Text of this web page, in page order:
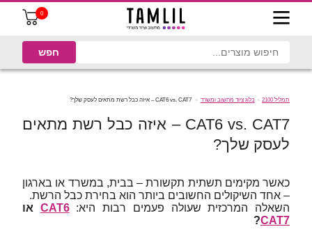
0
תמליל 2100 בלוג ציוד מחשוב ומשרד
CAT6 vs. CAT7 – איזה כבל רשת מתאים
לעסק שלך?
כאשר מקימים תשתית תקשורת – בבית, במשרד או בארגון
– אחד השיקולים החשובים ביותר הוא בחירת כבל הרשת.
השאלה המרכזית שעולה פעמים רבות היא:CAT6 או
CAT7
?